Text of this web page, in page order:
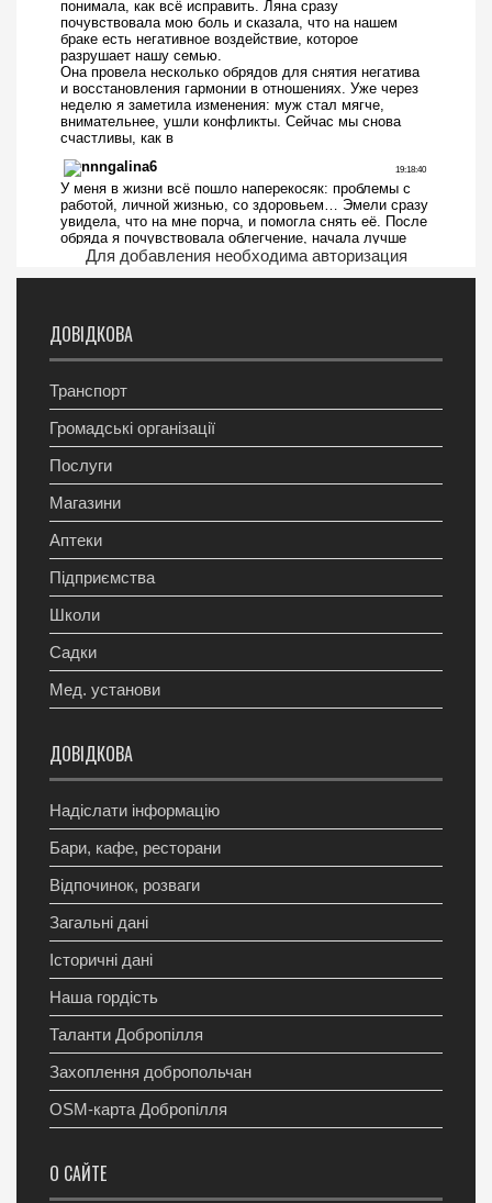
Для добавления необходима авторизация
ДОВІДКОВА
Транспорт
Громадські організації
Послуги
Магазини
Аптеки
Підприємства
Школи
Садки
Мед. установи
ДОВІДКОВА
Надіслати інформацію
Бари, кафе, ресторани
Відпочинок, розваги
Загальні дані
Історичні дані
Наша гордість
Таланти Добропілля
Захоплення добропольчан
OSM-карта Добропілля
О САЙТЕ